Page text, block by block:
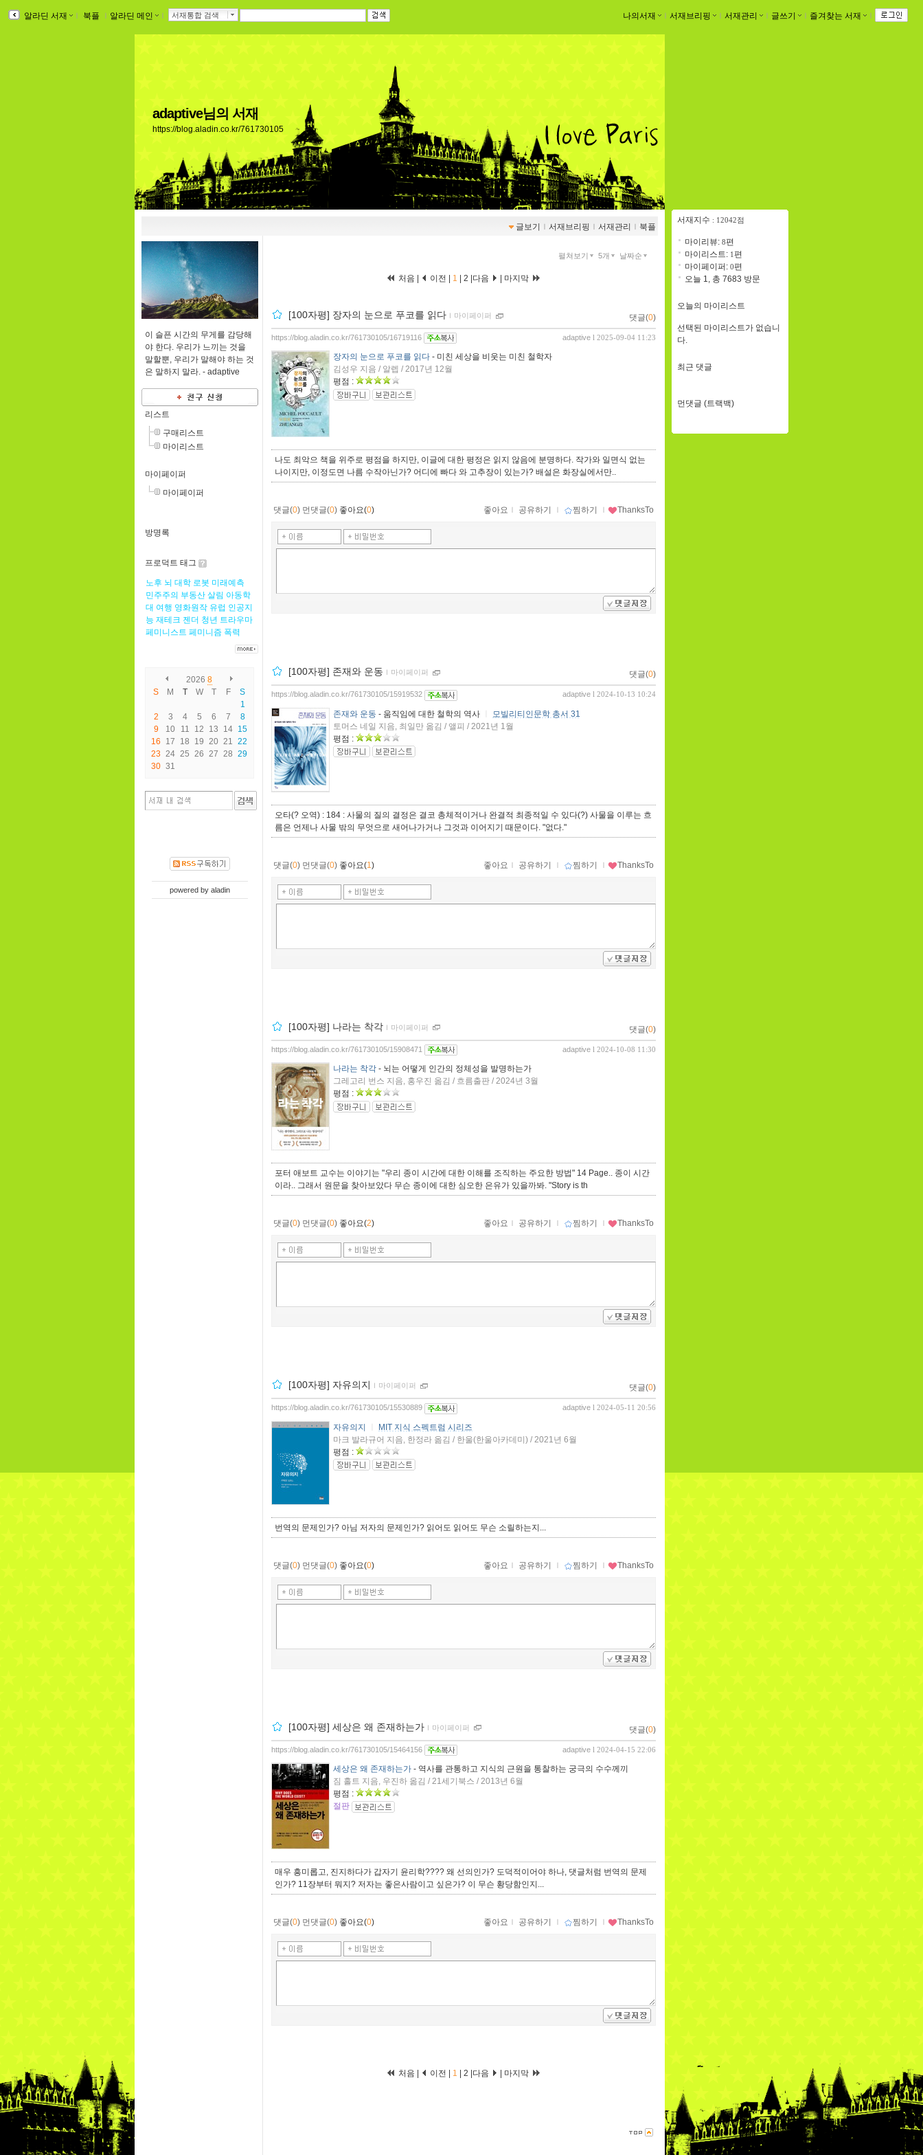
알라딘 서재 ｌ 북플 ｌ 알라딘 메인 ｌ 서재통합 검색 나의서재 ｌ 서재브리핑 ｌ 서재관리 ｌ 글쓰기 ｌ 즐겨찾는 서재 ｌ
adaptive님의 서재
https://blog.aladin.co.kr/761730105
글보기 ｌ 서재브리핑 ｌ 서재관리 ｌ 북플
이 슬픈 시간의 무게를 감당해
야 한다. 우리가 느끼는 것을
말할뿐, 우리가 말해야 하는 것
은 말하지 말라. - adaptive
리스트
구매리스트
마이리스트
마이페이퍼
마이페이퍼
방명록
프로덕트 태그
노후 뇌 대학 로봇 미래예측
민주주의 부동산 살림 아동학
대 여행 영화원작 유럽 인공지
능 재테크 젠더 청년 트라우마
페미니스트 페미니즘 폭력
2026 8
S
M T W T F
S
1
2
3 4 5 6 7
8
9
10 11 12 13 14 15
16
17 18 19 20 21 22
23 24 25 26 27 28 29
30 31
powered by aladin
펼쳐보기 5개 날짜순
처음 | 이전 | 1 2 다음 마지막
[100자평] 장자의 눈으로 푸코를 읽다 ｌ 마이페이퍼 댓글(0)
adaptive l 2025-09-04 11:23
https://blog.aladin.co.kr/761730105/16719116
장자의 눈으로 푸코를 읽다 - 미친 세상을 비웃는 미친 철학자
김성우 지음 / 알렙 / 2017년 12월
평점 :
나도 최악으 책을 위주로 평점을 하지만, 이글에 대한 평정은 읽지 않음에 분명하다. 작가와 일면식 없는
나이지만, 이정도면 나름 수작아닌가? 어디에 빠다 와 고추장이 있는가? 배설은 화장실에서만..
댓글(0) 먼댓글(0) 좋아요(0) 좋아요 ｌ 공유하기 ｌ 찜하기 ｌ ThanksTo
[100자평] 존재와 운동 ｌ 마이페이퍼 댓글(0)
adaptive l 2024-10-13 10:24
https://blog.aladin.co.kr/761730105/15919532
존재와 운동 - 움직임에 대한 철학의 역사
모빌리티인문학 총서 31
토머스 네일 지음, 최일만 옮김 / 앨피 / 2021년 1월
평점 :
오타(? 오역) : 184 : 사물의 질의 결정은 결코 총체적이거나 완결적 최종적일 수 있다(?) 사물을 이루는 흐
름은 언제나 사물 밖의 무엇으로 새어나가거나 그것과 이어지기 때문이다. "없다."
댓글(0) 먼댓글(0) 좋아요(1) 좋아요 ｌ 공유하기 ｌ 찜하기 ｌ ThanksTo
[100자평] 나라는 착각 ｌ 마이페이퍼 댓글(0)
adaptive l 2024-10-08 11:30
https://blog.aladin.co.kr/761730105/15908471
나라는 착각 - 뇌는 어떻게 인간의 정체성을 발명하는가
그레고리 번스 지음, 홍우진 옮김 / 흐름출판 / 2024년 3월
평점 :
포터 애보트 교수는 이야기는 "우리 종이 시간에 대한 이해를 조직하는 주요한 방법" 14 Page.. 종이 시간
이라.. 그래서 원문을 찾아보았다 무슨 종이에 대한 심오한 은유가 있을까봐. "Story is th
댓글(0) 먼댓글(0) 좋아요(2) 좋아요 ｌ 공유하기 ｌ 찜하기 ｌ ThanksTo
[100자평] 자유의지 ｌ 마이페이퍼 댓글(0)
adaptive l 2024-05-11 20:56
https://blog.aladin.co.kr/761730105/15530889
자유의지
MIT 지식 스펙트럼 시리즈
마크 발라규어 지음, 한정라 옮김 / 한울(한울아카데미) / 2021년 6월
평점 :
번역의 문제인가? 아님 저자의 문제인가? 읽어도 읽어도 무슨 소릴하는지...
댓글(0) 먼댓글(0) 좋아요(0) 좋아요 ｌ 공유하기 ｌ 찜하기 ｌ ThanksTo
[100자평] 세상은 왜 존재하는가 ｌ 마이페이퍼 댓글(0)
adaptive l 2024-04-15 22:06
https://blog.aladin.co.kr/761730105/15464156
세상은 왜 존재하는가 - 역사를 관통하고 지식의 근원을 통찰하는 궁극의 수수께끼
짐 홀트 지음, 우진하 옮김 / 21세기북스 / 2013년 6월
평점 :
절판
매우 흥미롭고, 진지하다가 갑자기 윤리학???? 왜 선의인가? 도덕적이어야 하나, 댓글처럼 번역의 문제
인가? 11장부터 뭐지? 저자는 좋은사람이고 싶은가? 이 무슨 황당함인지...
댓글(0) 먼댓글(0) 좋아요(0) 좋아요 ｌ 공유하기 ｌ 찜하기 ｌ ThanksTo
처음 | 이전 | 1 2 다음 마지막
서재지수 : 12042점
마이리뷰: 8편
마이리스트: 1편
마이페이퍼: 0편
오늘 1, 총 7683 방문
오늘의 마이리스트
선택된 마이리스트가 없습니
다.
최근 댓글
먼댓글 (트랙백)